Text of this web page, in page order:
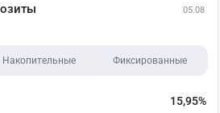
05.08
Накопительные Фиксированные
15,95%